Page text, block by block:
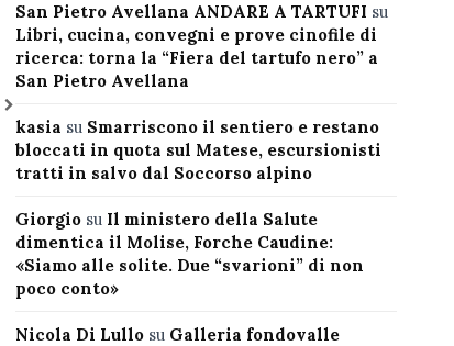
San Pietro Avellana ANDARE A TARTUFI su
Libri, cucina, convegni e prove cinofile di
ricerca: torna la “Fiera del tartufo nero” a
San Pietro Avellana
kasia su Smarriscono il sentiero e restano
bloccati in quota sul Matese, escursionisti
tratti in salvo dal Soccorso alpino
Giorgiosu Il ministero della Salute
dimentica il Molise, Forche Caudine:
«Siamo alle solite. Due “svarioni” di non
poco conto»
Nicola Di Lullosu Galleria fondovalle